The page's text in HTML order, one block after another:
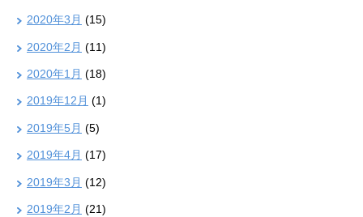
2020年3月 (15)
2020年2月 (11)
2020年1月 (18)
2019年12月 (1)
2019年5月 (5)
2019年4月 (17)
2019年3月 (12)
2019年2月 (21)